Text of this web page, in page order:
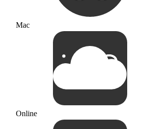
Mac
Online